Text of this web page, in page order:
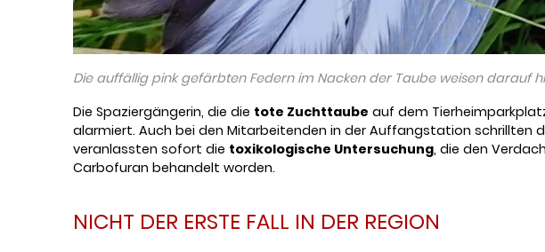
Die auffällig pink gefärbten Federn im Nacken der Taube weisen
Die Spaziergängerin, die die tote Zuchttaube auf dem
alarmiert. Auch bei den Mitarbeitenden in der Auffangstation schrillten
veranlassten sofort die toxikologische Untersuchung, die den
Carbofuran behandelt worden.
NICHT DER ERSTE FALL IN DER REGION